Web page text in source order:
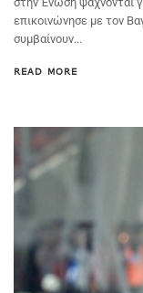
επικοινώνησε με τον
συμβαίνουν...
READ MORE